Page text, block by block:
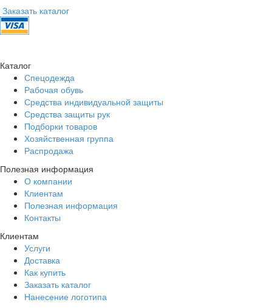
Заказать каталог
Каталог
Спецодежда
Рабочая обувь
Средства индивидуальной защиты
Средства защиты рук
Подборки товаров
Хозяйственная группа
Распродажа
Полезная информация
О компании
Клиентам
Полезная информация
Контакты
Клиентам
Услуги
Доставка
Как купить
Заказать каталог
Нанесение логотипа